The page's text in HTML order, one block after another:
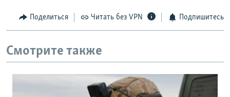
Поделиться Читать без VPN Подпишитесь
Смотрите также